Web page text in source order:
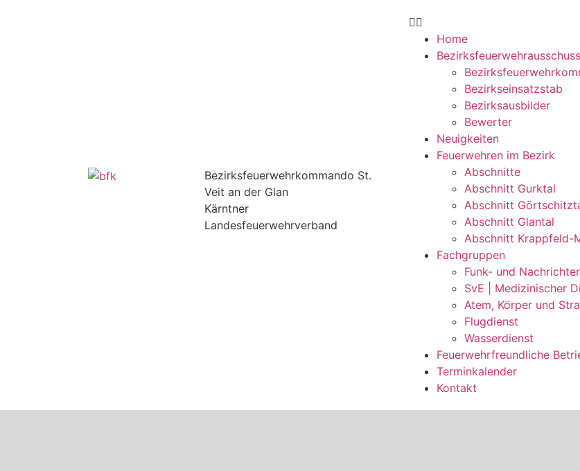
Bezirksfeuerwehrkommando St.
Veit an der Glan
Kärntner
Landesfeuerwehrverband
Home
Bezirksfeuerwehrausschuss
Bezirkseinsatzstab
Bezirksausbilder
Bewerter
Neuigkeiten
Feuerwehren im Bezirk
Abschnitte
Abschnitt Gurktal
Abschnitt
Abschnitt Glantal
Abschnitt Krappfeld-
Fachgruppen
Funk- und
SvE | Medizinischer
Atem, Körper und
Flugdienst
Wasserdienst
Feuerwehrfreundliche
Terminkalender
Kontakt